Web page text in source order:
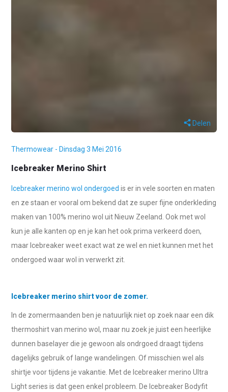
Delen
Thermowear - Dinsdag 3 Mei 2016
Icebreaker Merino Shirt
Icebreaker merino wol ondergoed is er in vele soorten en maten
en ze staan er vooral om bekend dat ze super fijne onderkleding
maken van 100% merino wol uit Nieuw Zeeland. Ook met wol
kun je alle kanten op en je kan het ook prima verkeerd doen,
maar Icebreaker weet exact wat ze wel en niet kunnen met het
ondergoed waar wol in verwerkt zit.
Icebreaker merino shirt voor de zomer.
In de zomermaanden ben je natuurlijk niet op zoek naar een dik
thermoshirt van merino wol, maar nu zoek je juist een heerlijke
dunnen baselayer die je gewoon als ondrgoed draagt tijdens
dagelijks gebruik of lange wandelingen. Of misschien wel als
shirtje voor tijdens je vakantie. Met de Icebreaker merino Ultra
Light series is dat geen enkel probleem. De Icebreaker Bodyfit